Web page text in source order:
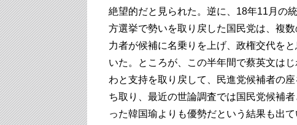
絶望的だと見られた。逆に、18年11月の
方選挙で勢いを取り戻した国民党は、複
力者が候補に名乗りを上げ、政権交代をと
いた。ところが、この半年間で蔡英文はじ
わと支持を取り戻して、民進党候補者の座
ち取り、最近の世論調査では国民党候補者
った韓国瑜よりも優勢だという結果も出て